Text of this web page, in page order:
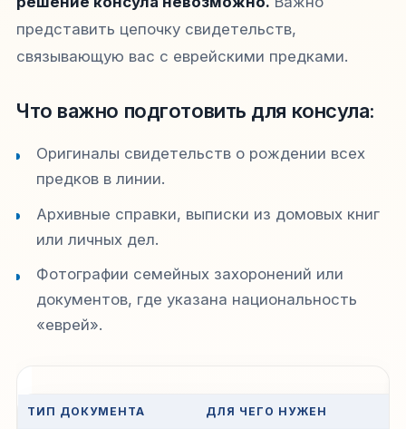
представить цепочку свидетельств,
связывающую вас с еврейскими предками.
Что важно подготовить для консула:
Оригиналы свидетельств о рождении всех
предков в линии.
Архивные справки, выписки из домовых книг
или личных дел.
Фотографии семейных захоронений или
документов, где указана национальность
«еврей».
ТИП ДОКУМЕНТА ДЛЯ ЧЕГО НУЖЕН